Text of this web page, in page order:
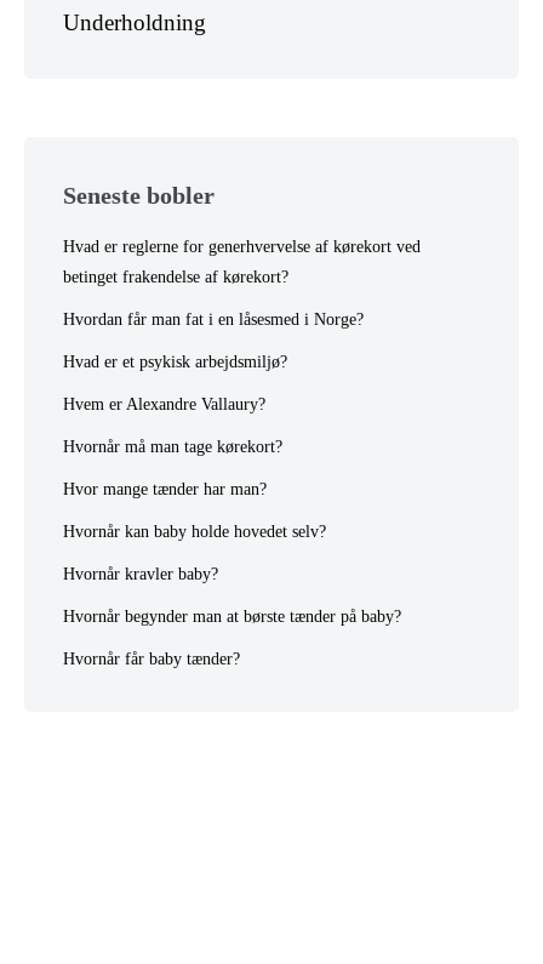
Underholdning
Seneste bobler
Hvad er reglerne for generhvervelse af kørekort ved
betinget frakendelse af kørekort?
Hvordan får man fat i en låsesmed i Norge?
Hvad er et psykisk arbejdsmiljø?
Hvem er Alexandre Vallaury?
Hvornår må man tage kørekort?
Hvor mange tænder har man?
Hvornår kan baby holde hovedet selv?
Hvornår kravler baby?
Hvornår begynder man at børste tænder på baby?
Hvornår får baby tænder?